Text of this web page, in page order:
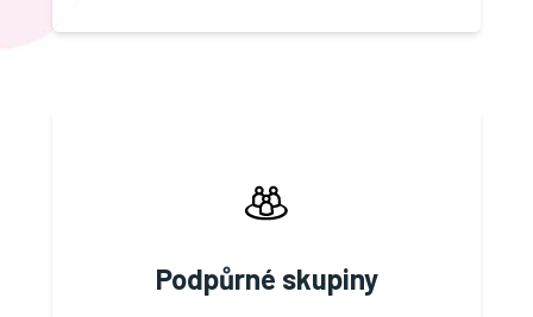
Podpůrné skupiny